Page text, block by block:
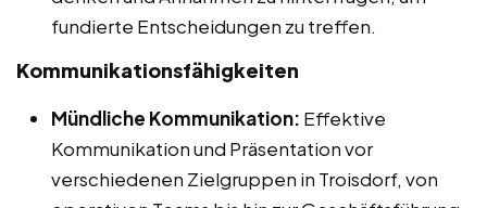
fundierte Entscheidungen zu treffen.
Kommunikationsfähigkeiten
Mündliche Kommunikation: Effektive
Kommunikation und Präsentation vor
verschiedenen Zielgruppen in Troisdorf, von